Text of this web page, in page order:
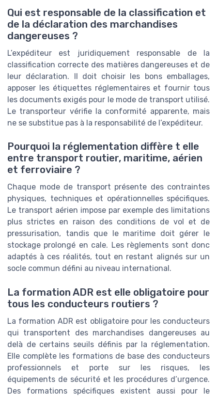
Qui est responsable de la classification et
de la déclaration des marchandises
dangereuses ?
L’expéditeur est juridiquement responsable de la
classification correcte des matières dangereuses et de
leur déclaration. Il doit choisir les bons emballages,
apposer les étiquettes réglementaires et fournir tous
les documents exigés pour le mode de transport utilisé.
Le transporteur vérifie la conformité apparente, mais
ne se substitue pas à la responsabilité de l’expéditeur.
Pourquoi la réglementation diffère t elle
entre transport routier, maritime, aérien
et ferroviaire ?
Chaque mode de transport présente des contraintes
physiques, techniques et opérationnelles spécifiques.
Le transport aérien impose par exemple des limitations
plus strictes en raison des conditions de vol et de
pressurisation, tandis que le maritime doit gérer le
stockage prolongé en cale. Les règlements sont donc
adaptés à ces réalités, tout en restant alignés sur un
socle commun défini au niveau international.
La formation ADR est elle obligatoire pour
tous les conducteurs routiers ?
La formation ADR est obligatoire pour les conducteurs
qui transportent des marchandises dangereuses au
delà de certains seuils définis par la réglementation.
Elle complète les formations de base des conducteurs
professionnels et porte sur les risques, les
équipements de sécurité et les procédures d’urgence.
Des formations spécifiques existent aussi pour le